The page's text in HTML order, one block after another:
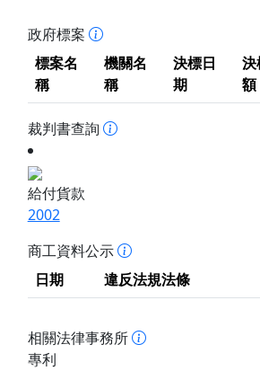
政府標案
標案名
稱
機關名
稱
決標日
期
決
額
裁判書查詢
給付貨款
2002
商工資料公示
日期
違反法規法條
相關法律事務所
專利